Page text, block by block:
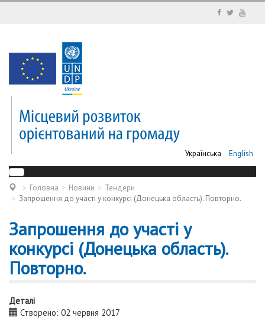
Українська English
Головна Новини
Тендери
Запрошення до участі у конкурсі (Донецька область). Повторно.
Запрошення до участі у
конкурсі (Донецька область).
Повторно.
Деталі
Створено: 02 червня 2017